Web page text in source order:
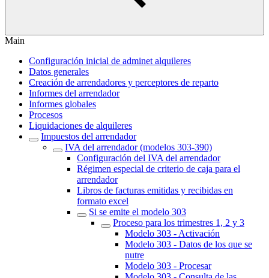
Main
Configuración inicial de adminet alquileres
Datos generales
Creación de arrendadores y perceptores de reparto
Informes del arrendador
Informes globales
Procesos
Liquidaciones de alquileres
Impuestos del arrendador
IVA del arrendador (modelos 303-390)
Configuración del IVA del arrendador
Régimen especial de criterio de caja para el
arrendador
Libros de facturas emitidas y recibidas en
formato excel
Si se emite el modelo 303
Proceso para los trimestres 1, 2 y 3
Modelo 303 - Activación
Modelo 303 - Datos de los que se
nutre
Modelo 303 - Procesar